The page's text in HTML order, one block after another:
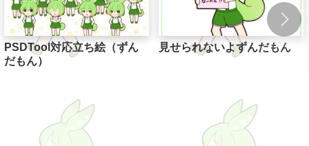
PSDTool対応立ち絵（ずん
だもん）
見せられないよずんだもん